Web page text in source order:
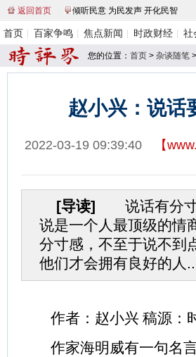
返回首页 倾听民意 为民发声 开化民智
首页 百家争鸣 焦点新闻 时政财经 社
您的位置： 首页 > 杂谈随笔
赵小兴：说话
2022-03-19 09:39:40 【
[导读] 说话有分寸
说是一个人最顶级的情
分寸感，不至于说不到
他们才会拥有良好的人
作者：赵小兴 稿源：
作家海明威有一句名言